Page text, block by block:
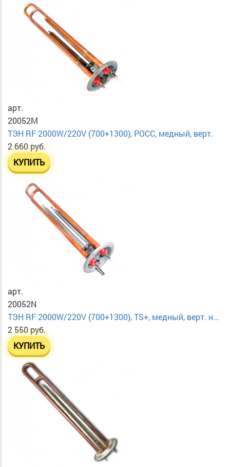
арт.
20052M
ТЭН RF 2000W/220V (700+1300), РОСС, медный, верт.
2 660 руб.
КУПИТЬ
арт.
20052N
ТЭН RF 2000W/220V (700+1300), TS+, медный, верт. н...
2 550 руб.
КУПИТЬ